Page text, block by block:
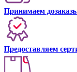
Принимаем
Предоставляем